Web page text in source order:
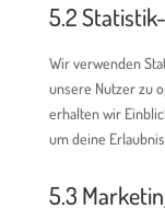
5.2
Wir verwenden
unsere Nutzer zu
erhalten wir
um deine
5.3